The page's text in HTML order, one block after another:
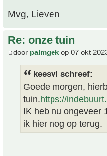
Mvg, Lieven
Re: onze tuin
door palmgek op 07 okt
keesvl schreef:
Goede morgen,
tuin.https://
IK heb nu ongeveer
ik hier nog op terug.